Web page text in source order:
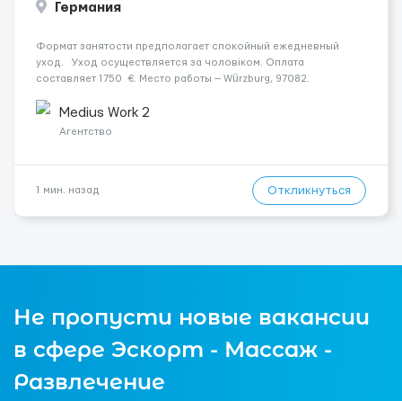
Германия
Формат занятости предполагает спокойный ежедневный
уход. Уход осуществляется за чоловіком. Оплата
составляет 1750 €. Место работы — Würzburg, 97082.
(ролатор, палиця). Ночной уход: Чоловік іноді прокидається,
не щ...
Medius Work 2
Агентство
1 мин. назад Откликнуться
Не пропусти новые вакансии
в сфере Эскорт - Массаж -
Развлечение